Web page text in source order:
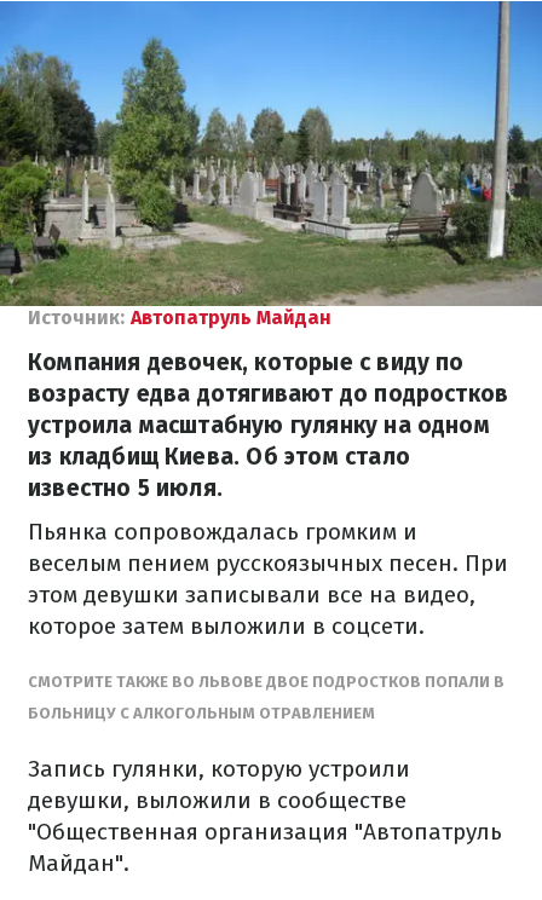
Источник: Автопатруль Майдан
Компания девочек, которые с виду по
возрасту едва дотягивают до подростков
устроила масштабную гулянку на одном
из кладбищ Киева. Об этом стало
известно 5 июля.
Пьянка сопровождалась громким и
веселым пением русскоязычных песен. При
этом девушки записывали все на видео,
которое затем выложили в соцсети.
СМОТРИТЕ ТАКЖЕ ВО ЛЬВОВЕ ДВОЕ ПОДРОСТКОВ ПОПАЛИ В
БОЛЬНИЦУ С АЛКОГОЛЬНЫМ ОТРАВЛЕНИЕМ
Запись гулянки, которую устроили
девушки, выложили в сообществе
"Общественная организация "Автопатруль
Майдан".